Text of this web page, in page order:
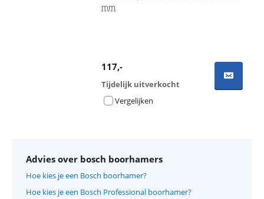
mm
117,-
Tijdelijk uitverkocht
Vergelijken
Advies over bosch boorhamers
Hoe kies je een Bosch boorhamer?
Hoe kies je een Bosch Professional boorhamer?